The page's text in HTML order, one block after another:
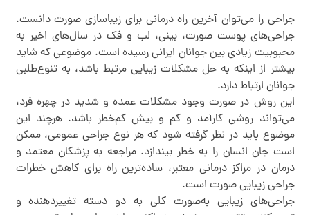
جراحی را می‌توان آخرین راه درمانی برای زیباسازی صورت دانست.
جراحی‌های پوست صورت، بینی، لب و فک در سال‌های اخیر به
محبوبیت زیادی بین جوانان ایرانی رسیده است. موضوعی که شاید
بیشتر از اینکه به حل مشکلات زیبایی مرتبط باشد، به تنوع‌طلبی
جوانان ارتباط دارد.
این روش در صورت وجود مشکلات عمده و شدید در چهره فرد،
می‌تواند روشی کارآمد و کم و بیش کم‌خطر باشد. هرچند این
موضوع باید در نظر گرفته شود که هر نوع جراحی عمومی، ممکن
است جان انسان را به خطر بیندازد. مراجعه به پزشکان معتمد و
درمان در مراکز درمانی معتبر، ساده‌ترین راه برای کاهش خطرات
جراحی زیبایی صورت است.
جراحی‌های زیبایی به‌صورت کلی به دو دسته تغییردهنده و